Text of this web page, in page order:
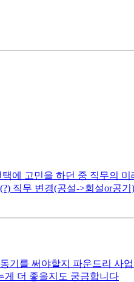
에 고민을 하던 중 직무의
직무 변경(공설->회설or공
를 써야할지 파운드리 사
게 더 좋을지도 궁금합니다